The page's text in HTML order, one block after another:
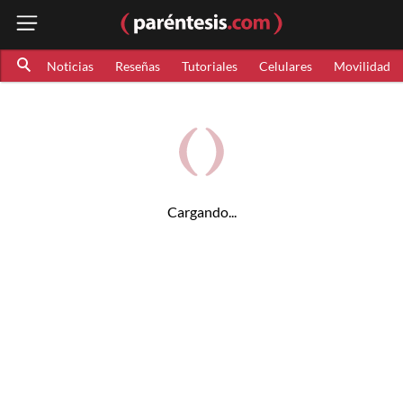
Noticias Reseñas Tutoriales Celulares Movilidad
Cargando...